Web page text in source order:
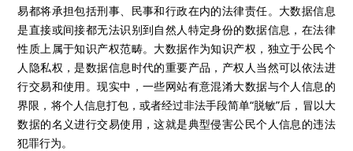
易都将承担包括刑事、民事和行政在内的法律责任。大数据信息
是直接或间接都无法识别到自然人特定身份的数据信息，在法律
性质上属于知识产权范畴。大数据作为知识产权，独立于公民个
人隐私权，是数据信息时代的重要产品，产权人当然可以依法进
行交易和使用。现实中，一些网站有意混淆大数据与个人信息的
界限，将个人信息打包，或者经过非法手段简单“脱敏”后，冒以大
数据的名义进行交易使用，这就是典型侵害公民个人信息的违法
犯罪行为。